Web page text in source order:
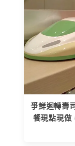
爭鮮迴轉壽
餐現點現做